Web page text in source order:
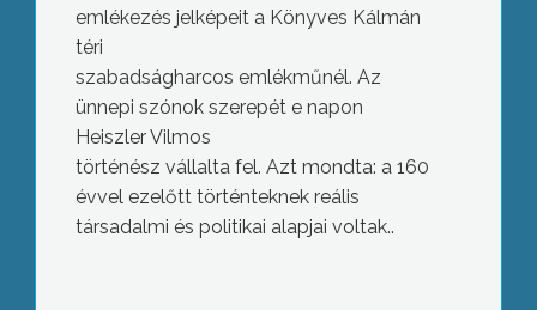
emlékezés jelképeit a Könyves Kálmán
téri
szabadságharcos emlékműnél. Az
ünnepi szónok szerepét e napon
Heiszler Vilmos
történész vállalta fel. Azt mondta: a 160
évvel ezelőtt történteknek reális
társadalmi és politikai alapjai voltak..